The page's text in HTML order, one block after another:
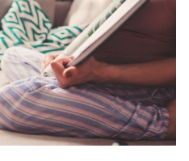
in soustanovitelj
si lahko preberete v